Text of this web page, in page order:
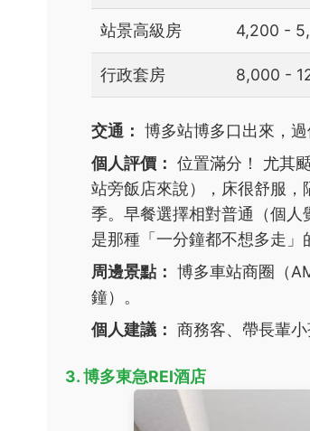
站景高級房 4,200 -
行政套房 8,000 -
交通： 博多站博多口出來，
個人評價： 位置滿分！ 尤其
站旁飯店來說），床很舒服
季。早餐選擇相對普通（個
是那種「一分鐘都不想多走」
周邊景點： 博多車站商圈（
鐘）。
個人建議： 商務客、帶長輩
3. 博多東急REI酒店